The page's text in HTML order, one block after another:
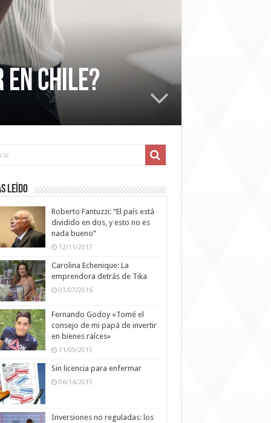
Chile?
leído
Roberto Fantuzzi: “El país está
dividido en dos, y esto no es
nada bueno”
12/11/2017
Carolina Echenique: La
emprendora detrás de Tika
03/07/2016
Fernando Godoy «Tomé el
consejo de mi papá de invertir
en bienes raíces»
11/09/2015
Sin licencia para enfermar
06/14/2015
Inversiones no reguladas: los